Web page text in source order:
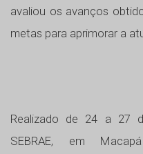
avaliou os avanços
metas para aprimorar a
Realizado de 24 a 27
SEBRAE, em